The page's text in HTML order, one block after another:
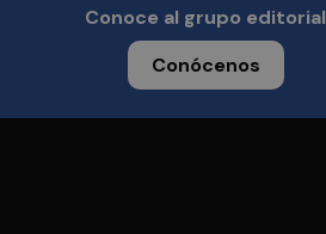
Conoce al grupo editorial
Conócenos